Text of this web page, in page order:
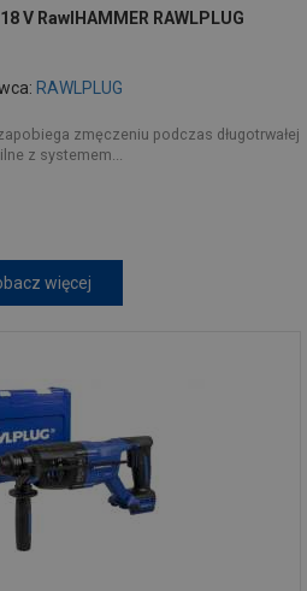
V RawlHAMMER RAWLPLUG
RAWLPLUG
zmęczeniu podczas długotrwałej
z systemem...
więcej